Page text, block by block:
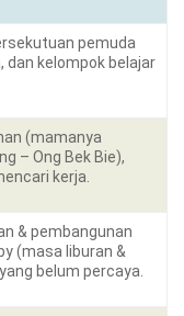
pemuda
dan kelompok belajar
(mamanya
– Ong Bek Bie),
kerja.
& pembangunan
(masa liburan &
belum percaya.